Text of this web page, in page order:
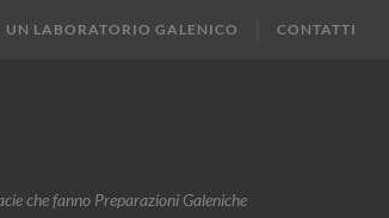
UN LABORATORIO GALENICO CONTATTI
che fanno Preparazioni Galeniche